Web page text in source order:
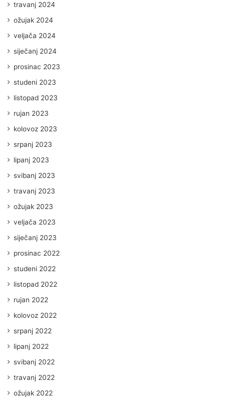
travanj 2024
ožujak 2024
veljača 2024
siječanj 2024
prosinac 2023
studeni 2023
listopad 2023
rujan 2023
kolovoz 2023
srpanj 2023
lipanj 2023
svibanj 2023
travanj 2023
ožujak 2023
veljača 2023
siječanj 2023
prosinac 2022
studeni 2022
listopad 2022
rujan 2022
kolovoz 2022
srpanj 2022
lipanj 2022
svibanj 2022
travanj 2022
ožujak 2022